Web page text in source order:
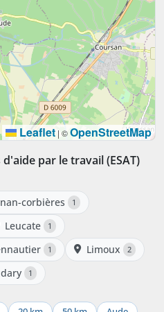
Leaflet | ©OpenStreetMap
par le travail (ESAT)
corbières 1
Leucate 1
1 Limoux 2
1